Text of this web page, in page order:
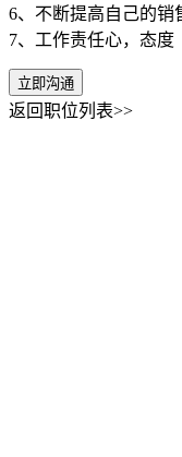
6、不断提高自己的销
7、工作责任心，态度
立即沟通
返回职位列表>>